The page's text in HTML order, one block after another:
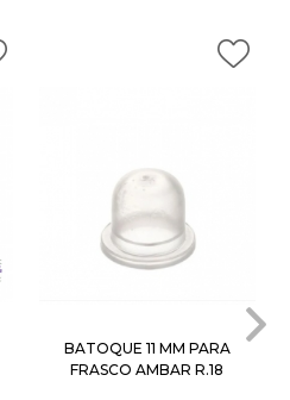
BATOQUE 11 MM PARA
FRASCO AMBAR R.18